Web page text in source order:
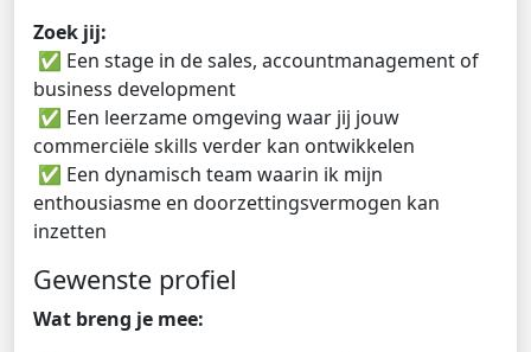
Zoek jij:
✅ Een stage in de sales, accountmanagement of
business development
✅ Een leerzame omgeving waar jij jouw
commerciële skills verder kan ontwikkelen
✅ Een dynamisch team waarin ik mijn
enthousiasme en doorzettingsvermogen kan
inzetten
Gewenste profiel
Wat breng je mee: